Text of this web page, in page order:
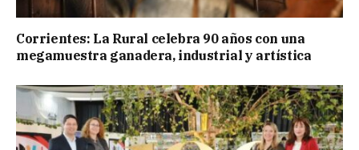
Corrientes: La Rural celebra 90 años con una
megamuestra ganadera, industrial y artística